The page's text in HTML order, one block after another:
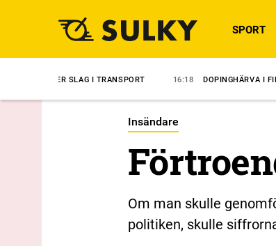
SPORT
SLAG I TRANSPORT 16:18 DOPINGHÄRVA I FINLAND?
Insändare
Om man skulle
politiken, skulle